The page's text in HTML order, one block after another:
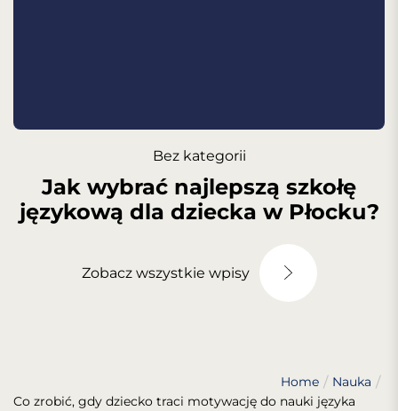
Bez kategorii
Jak wybrać najlepszą szkołę
językową dla dziecka w Płocku?
Zobacz wszystkie wpisy
Home
Nauka
Co zrobić, gdy dziecko traci motywację do nauki języka